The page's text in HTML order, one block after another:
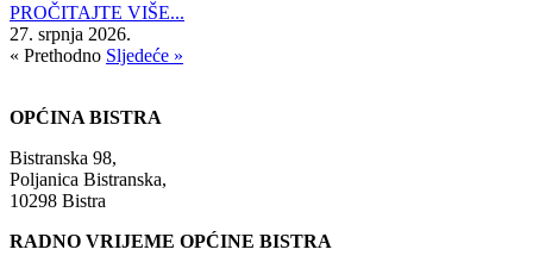
PROČITAJTE VIŠE...
27. srpnja 2026.
« Prethodno Sljedeće »
OPĆINA BISTRA
Bistranska 98,
Poljanica Bistranska,
10298 Bistra
RADNO VRIJEME OPĆINE BISTRA